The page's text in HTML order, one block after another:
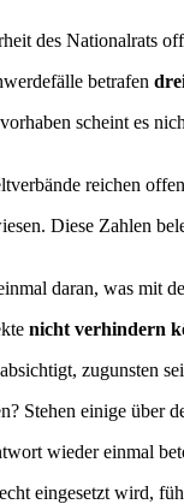
des Nationalrats
betrafen
scheint es
reichen
Diese Zahlen
daran, was mit
nicht verhindern
zugunsten
Stehen einige über
wieder einmal
eingesetzt wird,